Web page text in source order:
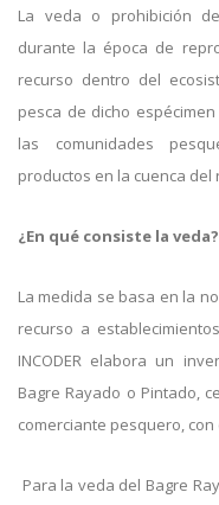
La veda o prohibición
durante la época de
recurso dentro del
pesca de dicho
las comunidades
productos en la cuenca del
¿En qué consiste la veda?
La medida se basa en la
recurso a
INCODER elabora un
Bagre Rayado o Pintado,
comerciante pesquero,
Para la veda del Bagre